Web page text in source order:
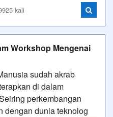
kali
Workshop Mengenai
sudah akrab
di dalam
perkembangan
dengan dunia teknolog